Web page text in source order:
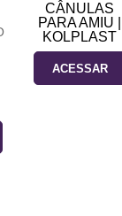
CÂNULAS
PARA AMIU |
KOLPLAST
ACESSAR